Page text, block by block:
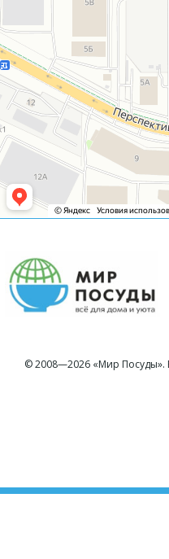
© 2008—2026 «Мир